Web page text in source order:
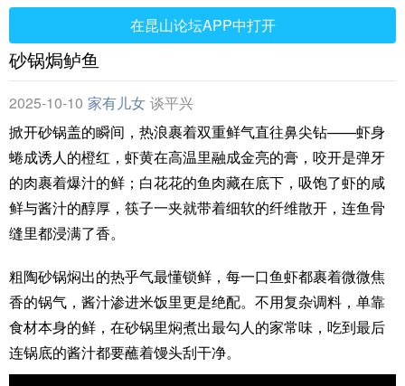
在昆山论坛APP中打开
砂锅焗鲈鱼
2025-10-10 家有儿女 谈平兴
掀开砂锅盖的瞬间，热浪裹着双重鲜气直往鼻尖钻——虾身
蜷成诱人的橙红，虾黄在高温里融成金亮的膏，咬开是弹牙
的肉裹着爆汁的鲜；白花花的鱼肉藏在底下，吸饱了虾的咸
鲜与酱汁的醇厚，筷子一夹就带着细软的纤维散开，连鱼骨
缝里都浸满了香。
粗陶砂锅焖出的热乎气最懂锁鲜，每一口鱼虾都裹着微微焦
香的锅气，酱汁渗进米饭里更是绝配。不用复杂调料，单靠
食材本身的鲜，在砂锅里焖煮出最勾人的家常味，吃到最后
连锅底的酱汁都要蘸着馒头刮干净。